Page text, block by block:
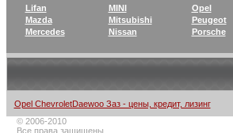
Lifan
Mazda
Mercedes
MINI
Mitsubishi
Nissan
Opel
Peugeot
Porsche
Opel ChevroletDaewoo Заз - цены, кредит, лизинг
© 2006-2010
Все права защищены